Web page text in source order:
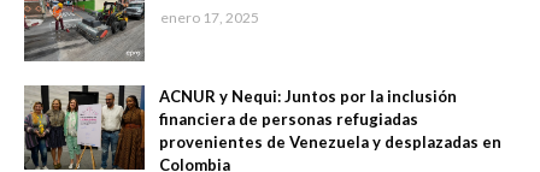
enero 17, 2025
ACNUR y Nequi: Juntos por la inclusión
financiera de personas refugiadas
provenientes de Venezuela y desplazadas en
Colombia